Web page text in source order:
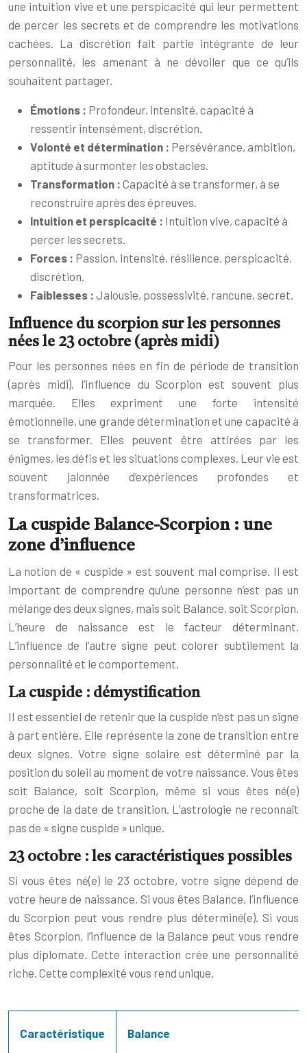
une intuition vive et une perspicacité qui leur permettent
de percer les secrets et de comprendre les motivations
cachées. La discrétion fait partie intégrante de leur
personnalité, les amenant à ne dévoiler que ce qu’ils
souhaitent partager.
Émotions : Profondeur, intensité, capacité à
ressentir intensément, discrétion.
Volonté et détermination : Persévérance, ambition,
aptitude à surmonter les obstacles.
Transformation : Capacité à se transformer, à se
reconstruire après des épreuves.
Intuition et perspicacité : Intuition vive, capacité à
percer les secrets.
Forces : Passion, intensité, résilience, perspicacité,
discrétion.
Faiblesses : Jalousie, possessivité, rancune, secret.
Influence du scorpion sur les personnes
nées le 23 octobre (après midi)
Pour les personnes nées en fin de période de transition
(après midi), l’influence du Scorpion est souvent plus
marquée. Elles expriment une forte intensité
émotionnelle, une grande détermination et une capacité à
se transformer. Elles peuvent être attirées par les
énigmes, les défis et les situations complexes. Leur vie est
souvent jalonnée d’expériences profondes et
transformatrices.
La cuspide Balance-Scorpion : une
zone d’influence
La notion de « cuspide » est souvent mal comprise. Il est
important de comprendre qu’une personne n’est pas un
mélange des deux signes, mais soit Balance, soit Scorpion.
L’heure de naissance est le facteur déterminant.
L’influence de l’autre signe peut colorer subtilement la
personnalité et le comportement.
La cuspide : démystification
Il est essentiel de retenir que la cuspide n’est pas un signe
à part entière. Elle représente la zone de transition entre
deux signes. Votre signe solaire est déterminé par la
position du soleil au moment de votre naissance. Vous êtes
soit Balance, soit Scorpion, même si vous êtes né(e)
proche de la date de transition. L’astrologie ne reconnaît
pas de « signe cuspide » unique.
23 octobre : les caractéristiques possibles
Si vous êtes né(e) le 23 octobre, votre signe dépend de
votre heure de naissance. Si vous êtes Balance, l’influence
du Scorpion peut vous rendre plus déterminé(e). Si vous
êtes Scorpion, l’influence de la Balance peut vous rendre
plus diplomate. Cette interaction crée une personnalité
riche. Cette complexité vous rend unique.
Caractéristique Balance